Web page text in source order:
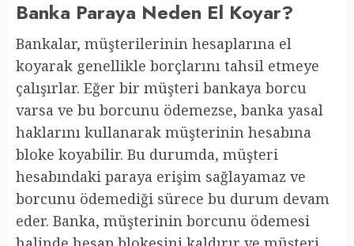
Banka Paraya Neden El Koyar?
Bankalar, müşterilerinin hesaplarına el
koyarak genellikle borçlarını tahsil etmeye
çalışırlar. Eğer bir müşteri bankaya borcu
varsa ve bu borcunu ödemezse, banka yasal
haklarını kullanarak müşterinin hesabına
bloke koyabilir. Bu durumda, müşteri
hesabındaki paraya erişim sağlayamaz ve
borcunu ödemediği sürece bu durum devam
eder. Banka, müşterinin borcunu ödemesi